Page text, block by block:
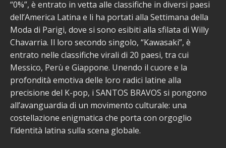
“0%”, è entrato in vetta alle classifiche in diversi paesi
dell’America Latina e li ha portati alla Settimana della
Moda di Parigi, dove si sono esibiti alla sfilata di Willy
Chavarria. Il loro secondo singolo, “Kawasaki”, è
entrato nelle classifiche virali di 20 paesi, tra cui
Messico, Perù e Giappone. Unendo il cuore e la
profondità emotiva delle loro radici latine alla
precisione del K-pop, i SANTOS BRAVOS si pongono
all’avanguardia di un movimento culturale: una
costellazione enigmatica che porta con orgoglio
l’identità latina sulla scena globale.